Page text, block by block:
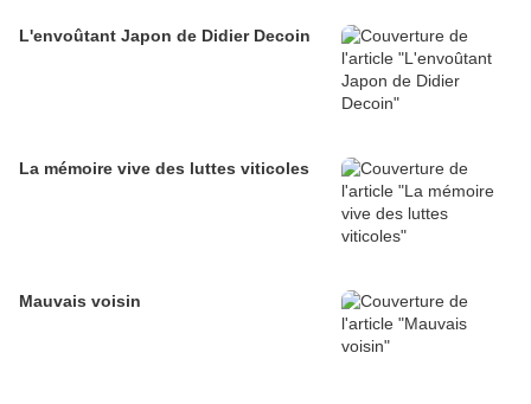
L'envoûtant Japon de Didier Decoin
La mémoire vive des luttes viticoles
Mauvais voisin